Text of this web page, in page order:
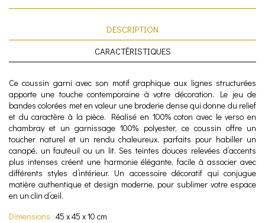
DESCRIPTION
CARACTÉRISTIQUES
Ce coussin garni avec son motif graphique aux lignes structurées
apporte une touche contemporaine à votre décoration. Le jeu de
bandes colorées met en valeur une broderie dense qui donne du relief
et du caractère à la pièce. Réalisé en 100% coton avec le verso en
chambray et un garnissage 100% polyester, ce coussin offre un
toucher naturel et un rendu chaleureux, parfaits pour habiller un
canapé, un fauteuil ou un lit. Ses teintes douces relevées d’accents
plus intenses créent une harmonie élégante, facile à associer avec
différents styles d’intérieur. Un accessoire décoratif qui conjugue
matière authentique et design moderne, pour sublimer votre espace
en un clin d’œil.
Dimensions : 45 x 45 x 10 cm